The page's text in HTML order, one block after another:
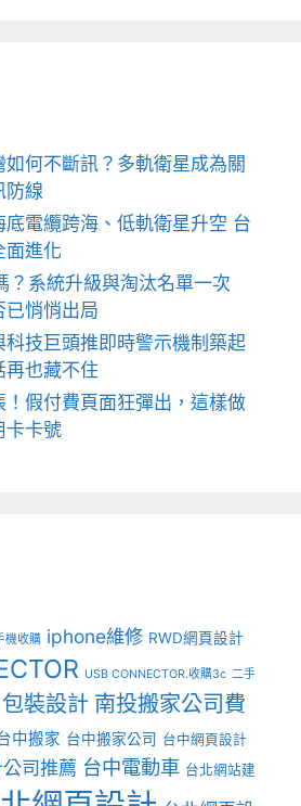
何不斷訊？多軌衛星成為關
防線
底電纜跨海、低軌衛星升空 台
面進化
？系統升級與淘汰名單一次
已悄悄出局
技巨頭推即時警示機制築起
再也藏不住
假付費頁面狂彈出，這樣做
卡卡號
機收購 iphone維修 RWD網頁設計
USB CONNECTOR.收購3c 二手
包裝設計 南投搬家公司費
中搬家 台中搬家公司 台中網頁設計
司推薦 台中電動車 台北網站建